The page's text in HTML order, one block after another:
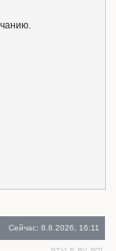
Сейчас: 8.8.2026, 16:11